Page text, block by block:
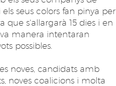
els seus colors fan pinya per
que s'allargarà 15 dies i en
manera intentaran
possibles.
noves, candidats amb
noves coalicions i molta